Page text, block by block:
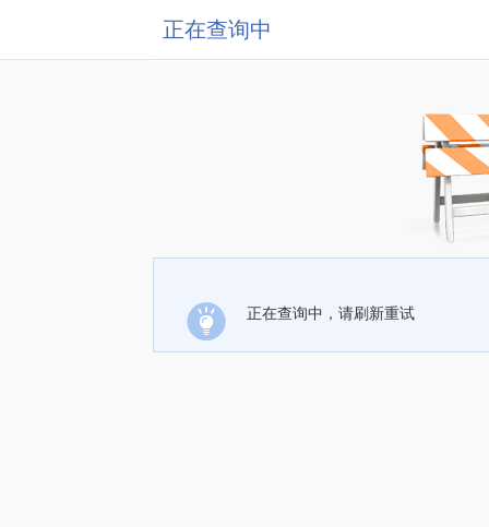
正在查询中
正在查询中，请刷新重试